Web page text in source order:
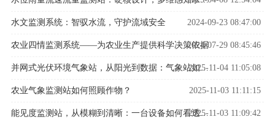
水文监测系统：智驭水流，守护流域安全 2024-09-23 08:47:00
农业四情监测系统——为农业生产提供科学决策依据2024-07-29 08:45:46
并网式光伏环境气象站，从阳光到数据：气象站如何解码光伏发电密码？
2025-11-04 11:05:08
农业气象监测站如何照顾作物？ 2025-11-03 11:11:15
能见度监测站，从模糊到清晰：一台设备如何看透迷雾中的危险
2025-11-03 11:09:42